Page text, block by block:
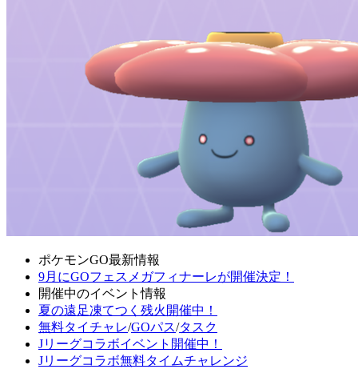
ポケモンGO最新情報
9月にGOフェスメガフィナーレが開催決定！
開催中のイベント情報
夏の遠足凍てつく残火開催中！
無料タイチャレ/GOパス/タスク
Jリーグコラボイベント開催中！
Jリーグコラボ無料タイムチャレンジ